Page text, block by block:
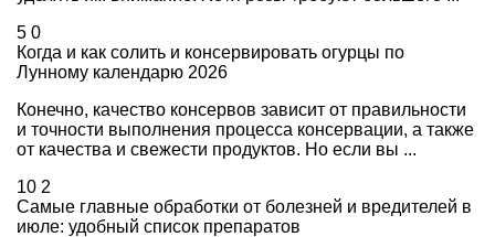
5 0
Когда и как солить и консервировать огурцы по
Лунному календарю 2026
Конечно, качество консервов зависит от правильности
и точности выполнения процесса консервации, а также
от качества и свежести продуктов. Но если вы ...
10 2
Самые главные обработки от болезней и вредителей в
июле: удобный список препаратов